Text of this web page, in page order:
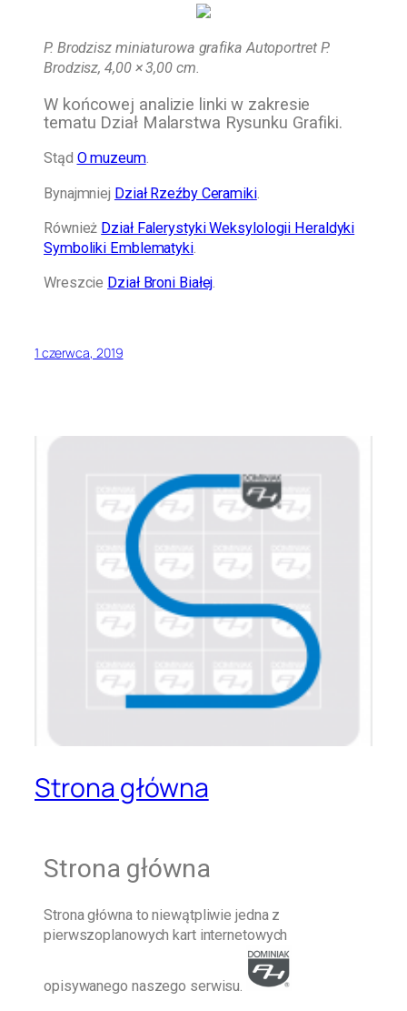
P. Brodzisz miniaturowa grafika Autoportret P.
Brodzisz, 4,00 × 3,00 cm.
W końcowej analizie linki w zakresie
tematu Dział Malarstwa Rysunku Grafiki.
Stąd O muzeum.
Bynajmniej Dział Rzeźby Ceramiki.
Również Dział Falerystyki Weksylologii Heraldyki
Symboliki Emblematyki.
Wreszcie Dział Broni Białej.
1 czerwca, 2019
Strona główna
Strona główna
Strona głównato niewątpliwie jedna z
pierwszoplanowych kart internetowych
opisywanego naszego serwisu.